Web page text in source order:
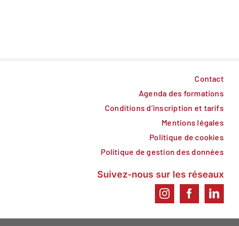
Contact
Agenda des formations
Conditions d’inscription et tarifs
Mentions légales
Politique de cookies
Politique de gestion des données
Suivez-nous sur les réseaux